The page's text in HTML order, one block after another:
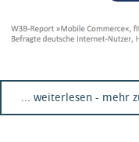
... weiterlesen - mehr